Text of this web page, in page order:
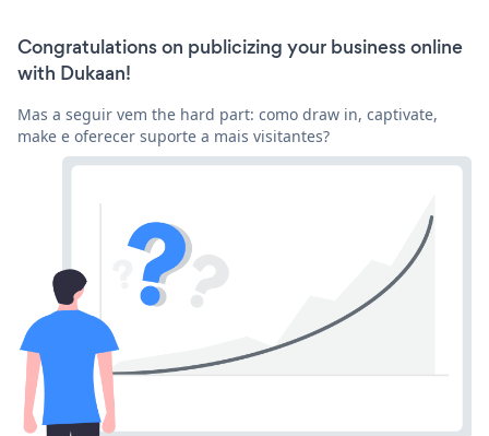
Congratulations on publicizing your business online
with Dukaan!
Mas a seguir vem the hard part: como draw in, captivate,
make e oferecer suporte a mais visitantes?